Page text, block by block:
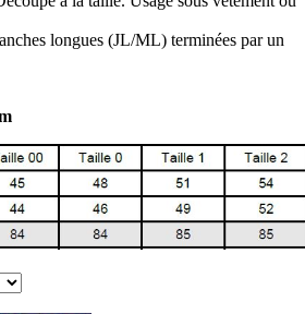
longues (JL/ML) terminées par un